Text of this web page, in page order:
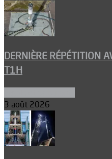
DERNIÈRE RÉPÉTITION
T1H
3 août 2026